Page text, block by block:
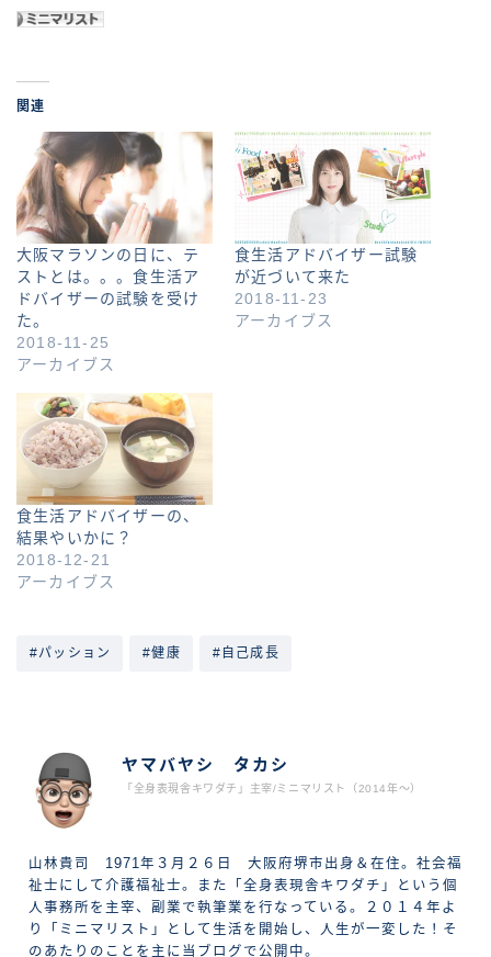
関連
大阪マラソンの日に、テ
ストとは。。。食生活ア
ドバイザーの試験を受け
た。
2018-11-25
アーカイブス
食生活アドバイザー試験
が近づいて来た
2018-11-23
アーカイブス
食生活アドバイザーの、
結果やいかに？
2018-12-21
アーカイブス
#パッション #健康 #自己成長
ヤマバヤシ タカシ
「全身表現舎キワダチ」主宰/ミニマリスト（2014年〜）
山林貴司 1971年３月２６日 大阪府堺市出身＆在住。社会福
祉士にして介護福祉士。また「全身表現舎キワダチ」という個
人事務所を主宰、副業で執筆業を行なっている。２０１４年よ
り「ミニマリスト」として生活を開始し、人生が一変した！そ
のあたりのことを主に当ブログで公開中。